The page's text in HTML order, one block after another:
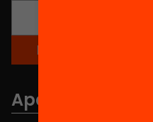
Apartados